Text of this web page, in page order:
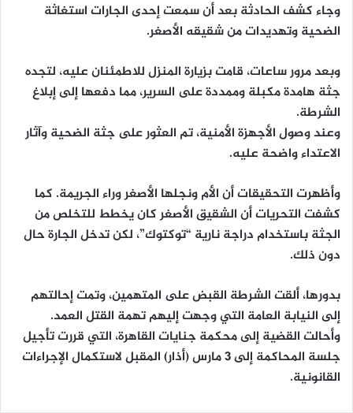
وجاء كشف الحادثة بعد أن سمعت إحدى الجارات استغاثة
الضحية وتهديدات من شقيقه الأصغر.
وبعد مرور ساعات، قامت بزيارة المنزل للاطمئنان عليه، لتجده
جثة هامدة مكبلة وممددة على السرير، مما دفعها إلى إبلاغ
الشرطة.
وعند وصول الأجهزة الأمنية، تم العثور على جثة الضحية وآثار
الاعتداء واضحة عليه.
وأظهرت التحقيقات أن الأم ونجلها الأصغر وراء الجريمة. كما
كشفت التحريات أن الشقيق الأصغر كان يخطط للتخلص من
الجثة باستخدام دراجة نارية “توكتوك”، لكن تدخل الجارة حال
دون ذلك.
بدورها، ألقت الشرطة القبض على المتهمين، وتمت إحالتهم
إلى النيابة العامة التي وجهت إليهم تهمة القتل العمد.
وأحالت القضية إلى محكمة جنايات القاهرة، التي قررت تأجيل
جلسة المحاكمة إلى 3 مارس (أذار) المقبل لاستكمال الإجراءات
القانونية.